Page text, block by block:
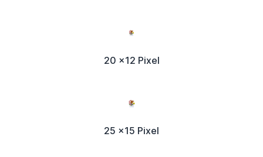
20 x12 Pixel
25 x15 Pixel